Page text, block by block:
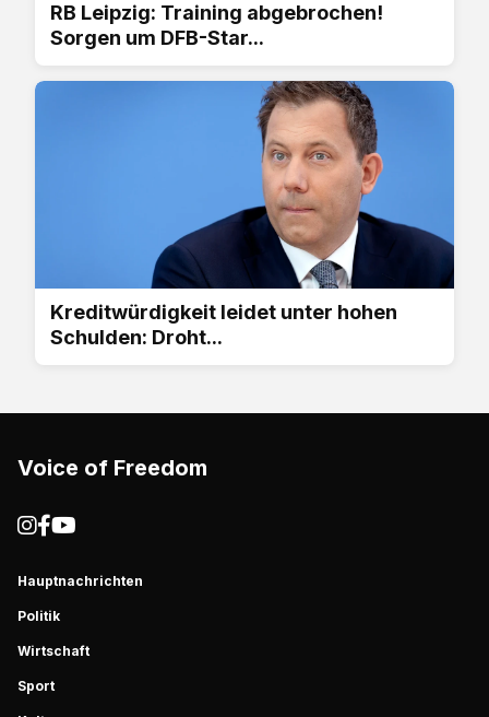
RB Leipzig: Training abgebrochen!
Sorgen um DFB-Star...
Kreditwürdigkeit leidet unter hohen
Schulden: Droht...
Voice of Freedom
Hauptnachrichten
Politik
Wirtschaft
Sport